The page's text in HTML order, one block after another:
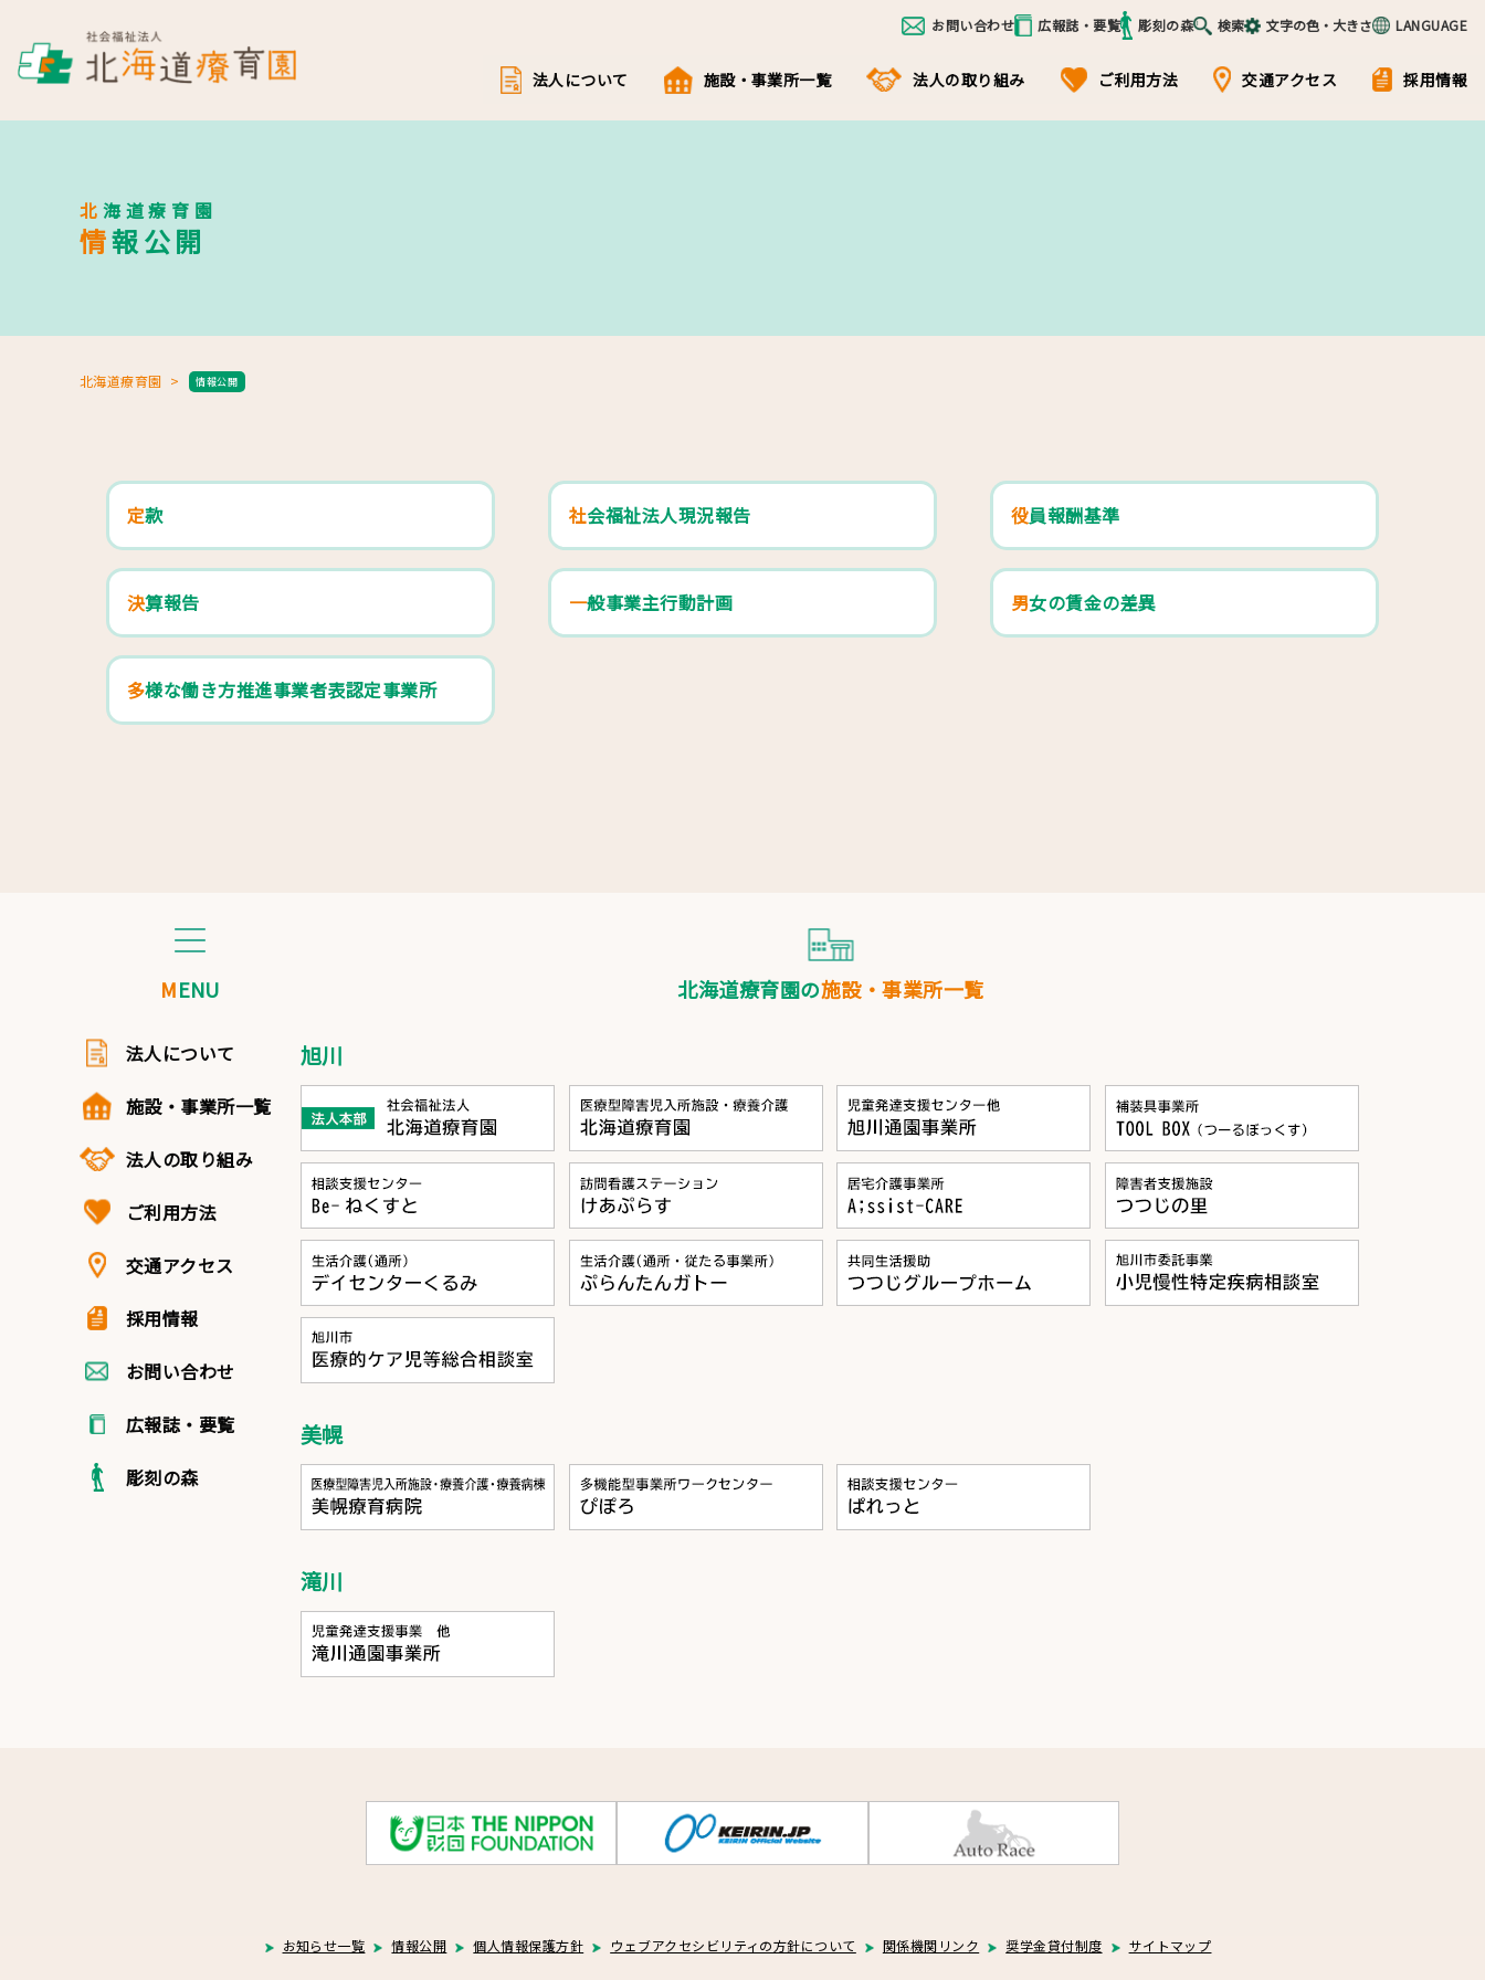
お問い合わせ 広報誌・要覧 彫刻の森 検索 文字の色・大きさ LANGUAGE
法人について 施設・事業所一覧 法人の取り組み ご利用方法 交通アクセス 採用情報
北海道療育園
情報公開
北海道療育園 情報公開
定款 社会福祉法人現況報告 役員報酬基準
決算報告 一般事業主行動計画 男女の賃金の差異
多様な働き方推進事業者表認定事業所
MENU
法人について
施設・事業所一覧
法人の取り組み
ご利用方法
交通アクセス
採用情報
お問い合わせ
広報誌・要覧
彫刻の森
北海道療育園の施設・事業所一覧
旭川
美幌
滝川
お知らせ一覧 情報公開 個人情報保護方針 ウェブアクセシビリティの方針について 関係機関リンク 奨学金貸付制度 サイトマップ